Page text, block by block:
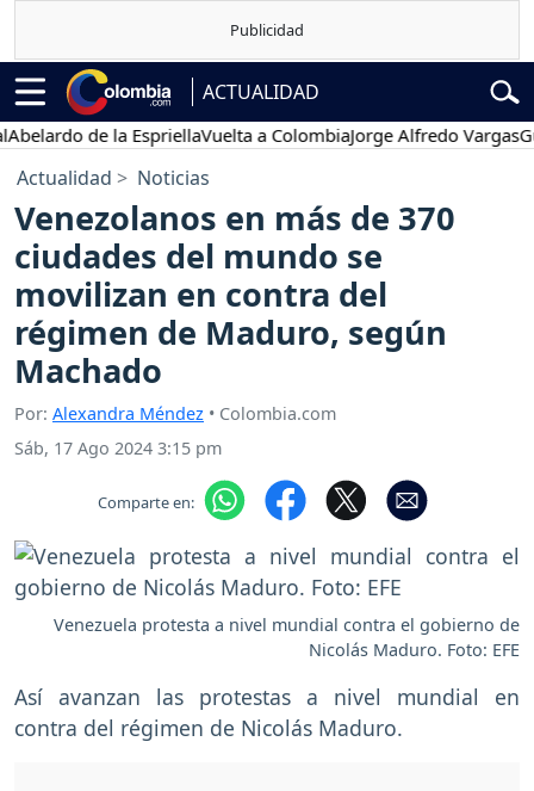
ACTUALIDAD
de la EspriellaVuelta a ColombiaJorge Alfredo Vargas
Actualidad Noticias
Venezolanos en más de 370
ciudades del mundo se
movilizan en contra del
régimen de Maduro, según
Machado
Por: Alexandra Méndez • Colombia.com
Sáb, 17 Ago 2024 3:15 pm
Comparte en:
Venezuela protesta a nivel mundial contra el gobierno de
Nicolás Maduro. Foto: EFE
Así avanzan las protestas a nivel mundial en
contra del régimen de Nicolás Maduro.